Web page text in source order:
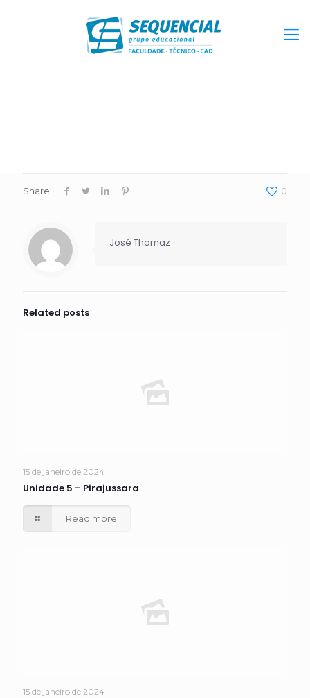
Share 0
José Thomaz
Related posts
15 de janeiro de 2024
Unidade 5 – Pirajussara
Read more
15 de janeiro de 2024